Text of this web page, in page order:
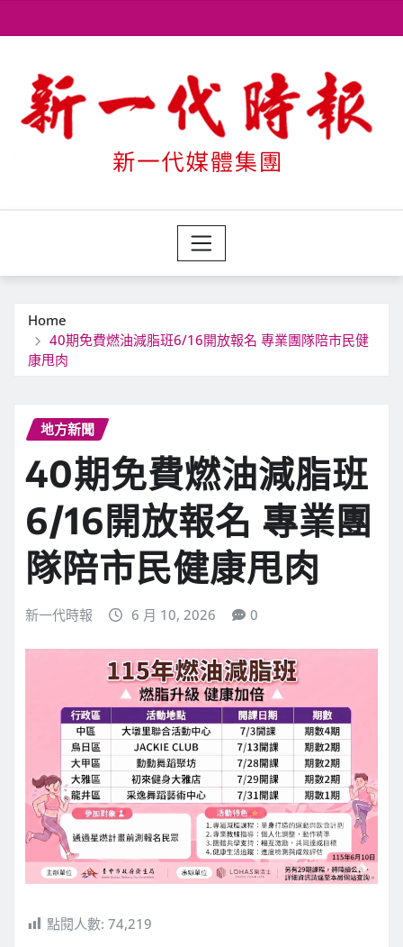
to
Home
40期免費燃油減脂班6/16開放報名 專業團隊陪市民健
康甩肉
地方新聞
40期免費燃油減脂班
6/16開放報名 專業團
隊陪市民健康甩肉
新一代時報 6 月 10, 2026 0
點閱人數: 74,219